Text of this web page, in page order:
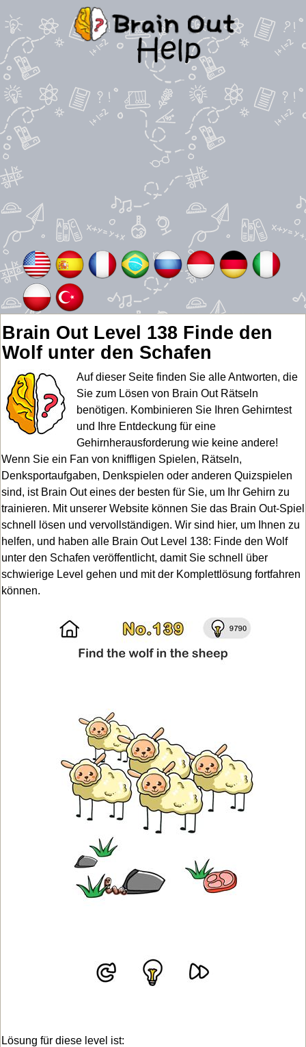
Brain Out Level 138 Finde den
Wolf unter den Schafen
Auf dieser Seite finden Sie alle Antworten, die
Sie zum Lösen von Brain Out Rätseln
benötigen. Kombinieren Sie Ihren Gehirntest
und Ihre Entdeckung für eine
Gehirnherausforderung wie keine andere!
Wenn Sie ein Fan von kniffligen Spielen, Rätseln,
Denksportaufgaben, Denkspielen oder anderen Quizspielen
sind, ist Brain Out eines der besten für Sie, um Ihr Gehirn zu
trainieren. Mit unserer Website können Sie das Brain Out-Spiel
schnell lösen und vervollständigen. Wir sind hier, um Ihnen zu
helfen, und haben alle Brain Out Level 138: Finde den Wolf
unter den Schafen veröffentlicht, damit Sie schnell über
schwierige Level gehen und mit der Komplettlösung fortfahren
können.
Lösung für diese level ist: